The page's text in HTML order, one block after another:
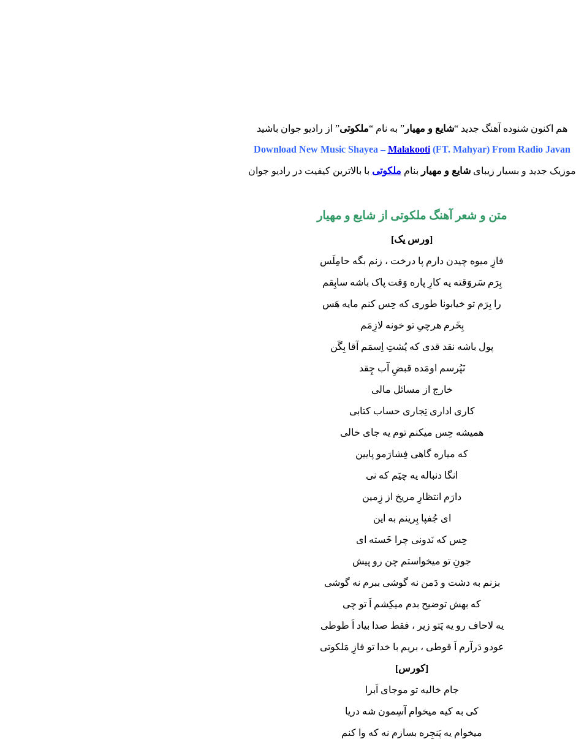
هم اکنون شنوده آهنگ جدید “شایع و مهیار” به نام “ملکوتی” از رادیو جوان باشید
Download New Music Shayea – Malakooti(FT. Mahyar) From Radio Javan
موزیک جدید و بسیار زیبایشایع و مهیار بنام ملکوتی با بالاترین کیفیت در رادیو جوان
متن و شعر آهنگ ملکوتی از شایع و مهیار
[ورس یک]
فازِ ‌میوه چیدن دارم پا درخت ، زنم بگه حامِلَس
بِرَم سَروَقته یه کارِ پاره وَقت پاک باشه سابِقم
را بِرَم تو خیابونا طوری که حِس کنم مایه هَس
بِخَرم هرچیِ تو خونه لازِمَم
پول باشه نقد قدی که پُشتِ اِسمَم آقا بِگَن
نَپُرسم اومَده قبضِ آب چِقد
خارج از مسائل مالی
کاری اداری تِجاری حساب کتابی
همیشه حِس میکنم توم یه جای خالی
که میاره گاهی فِشارَمو پایین
انگا دنباله یه چیَم که نی
دارَم انتظارِ مریخ از زِمین
ای جُفپا بِرینم به این
حِس که نَدونی چرا خَسته ای
جونِ تو میخواستم چن رو پیش
بزنم به دشت و دَمن نه گوشی ببرم نه گوشی
که بهش توضیح بدم میکِشم ا‌َ تو چی
یه لاحاف رو یه پَتو زیر ، فقط صدا بیاد اَ طوطی
عودو د‌َرآرم اَ قوطی ، بریم با خدا تو فازِ مَلکوتی
[کورس]
جام خالیه تو موجای اَبرا
کی به کیه میخوام آسِمون شه دریا
میخوام یه پَنجِره بسازم نه که وا کنم